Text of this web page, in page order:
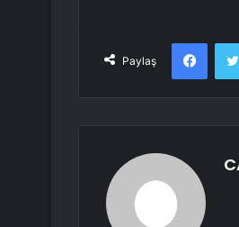
Paylaş